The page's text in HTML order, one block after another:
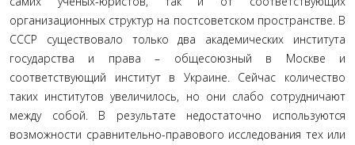
организационных структур на постсоветском пространстве. В
СССР существовало только два академических института
государства и права – общесоюзный в Москве и
соответствующий институт в Украине. Сейчас количество
таких институтов увеличилось, но они слабо сотрудничают
между собой. В результате недостаточно используются
возможности сравнительно-правового исследования тех или